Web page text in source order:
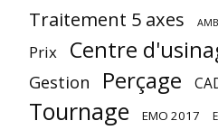
Traitement 5 axes
Prix Centre
Gestion Perçage
Tournage EMO 2017